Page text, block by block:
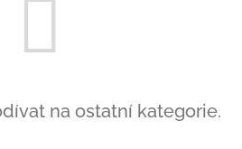
na ostatní kategorie.